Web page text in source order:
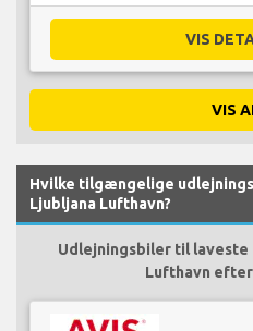
VIS
VIS
Hvilke tilgængelige
Ljubljana Lufthavn?
Udlejningsbiler til laveste
Lufthavn